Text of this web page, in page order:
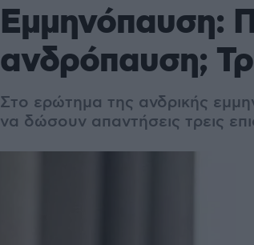
Εμμηνόπαυση:
ανδρόπαυση;
Στο ερώτημα της ανδρικής
να δώσουν απαντήσεις τρεις